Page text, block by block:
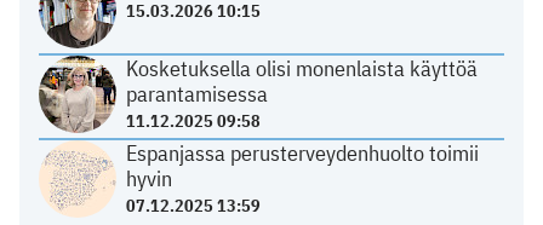
15.03.2026 10:15
Kosketuksella olisi monenlaista käyttöä
parantamisessa
11.12.2025 09:58
Espanjassa perusterveydenhuolto toimii
hyvin
07.12.2025 13:59